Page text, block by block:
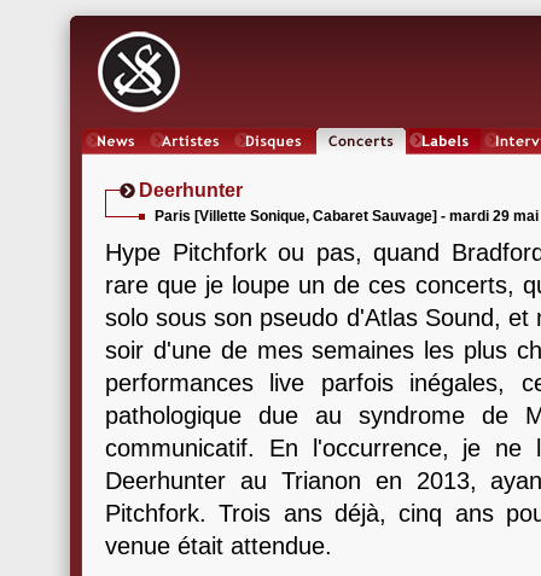
Deerhunter
Paris [Villette Sonique, Cabaret Sauvage] - mardi 29
Hype Pitchfork ou pas, quand
rare que je loupe un de ces concerts,
solo sous son pseudo d'Atlas Sound,
soir d'une de mes semaines les plus
performances live parfois inégales,
pathologique due au syndrome de
communicatif. En l'occurrence, je
Deerhunter au Trianon en 2013,
Pitchfork. Trois ans déjà, cinq ans
venue était attendue.